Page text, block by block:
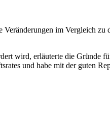
im Vergleich
wird, erläuterte die Gründe
und habe mit der guten